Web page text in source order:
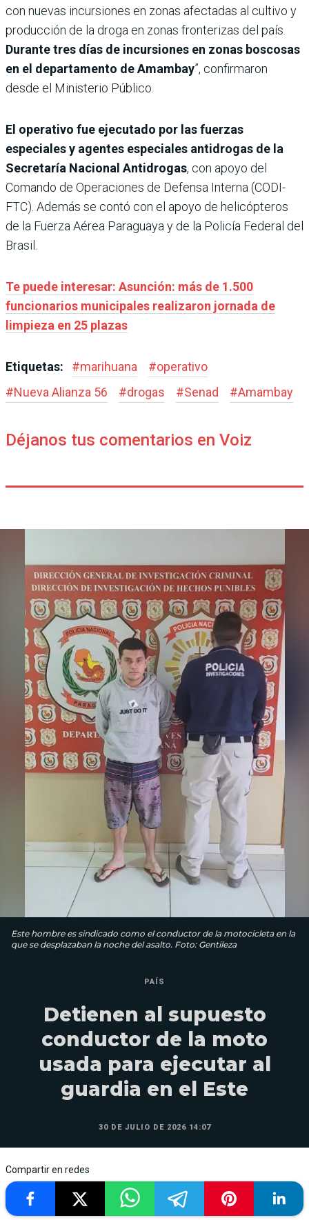
con nuevas incursiones en zonas afectadas al cultivo y
producción de la droga en zonas fronterizas del país.
Durante tres días de incursiones en zonas boscosas
en el departamento de Amambay”, confirmaron
desde el Ministerio Público.
El operativo fue ejecutado por las fuerzas
especiales y agentes especiales antidrogas de la
Secretaría Nacional Antidrogas, con apoyo del
Comando de Operaciones de Defensa Interna (CODI-
FTC). Además se contó con el apoyo de helicópteros
de la Fuerza Aérea Paraguaya y de la Policía Federal del
Brasil.
Te puede interesar: Asunción: más de 1.500
funcionarios municipales realizaron jornada de
limpieza en 25 plazas
Etiquetas: #marihuana #operativo
#Nueva Alianza 56 #drogas #Senad #Amambay
Déjanos tus comentarios en Voiz
Este hombre es sindicado como el conductor de la motocicleta en la
que se desplazaban la noche del asalto. Foto: Gentileza
PAÍS
Detienen al supuesto
conductor de la moto
usada para ejecutar al
guardia en el Este
30 DE JULIO DE 2026 14:07
Compartir en redes